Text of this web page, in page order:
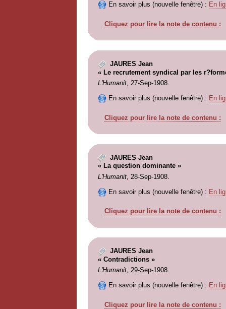
En savoir plus (nouvelle fenêtre) : En
Cliquez pour lire la note de contenu :
JAURES Jean
« Le recrutement syndical par les
L'Humanit, 27-Sep-1908.
En savoir plus (nouvelle fenêtre) : En
Cliquez pour lire la note de contenu :
JAURES Jean
« La question dominante »
L'Humanit, 28-Sep-1908.
En savoir plus (nouvelle fenêtre) : En
Cliquez pour lire la note de contenu :
JAURES Jean
« Contradictions »
L'Humanit, 29-Sep-1908.
En savoir plus (nouvelle fenêtre) : En
Cliquez pour lire la note de contenu :